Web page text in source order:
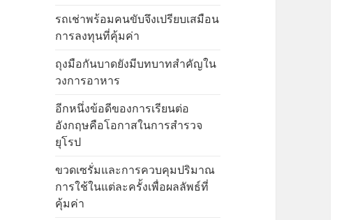
รถเช่าพร้อมคนขับจึงเปรียบเสมือน
การลงทุนที่คุ้มค่า
ถุงมือกันบาดยังมีบทบาทสำคัญใน
วงการอาหาร
อีกหนึ่งข้อดีของการเรียนต่อ
อังกฤษคือโอกาสในการสำรวจ
ยุโรป
ขวดเซรั่มและการควบคุมปริมาณ
การใช้ในแต่ละครั้งเพื่อผลลัพธ์ที่
คุ้มค่า